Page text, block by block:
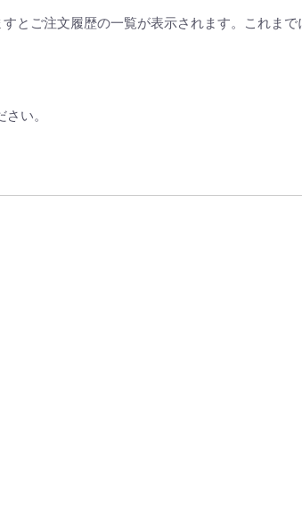
とご注文履歴の一覧が表示されます。これま
い。